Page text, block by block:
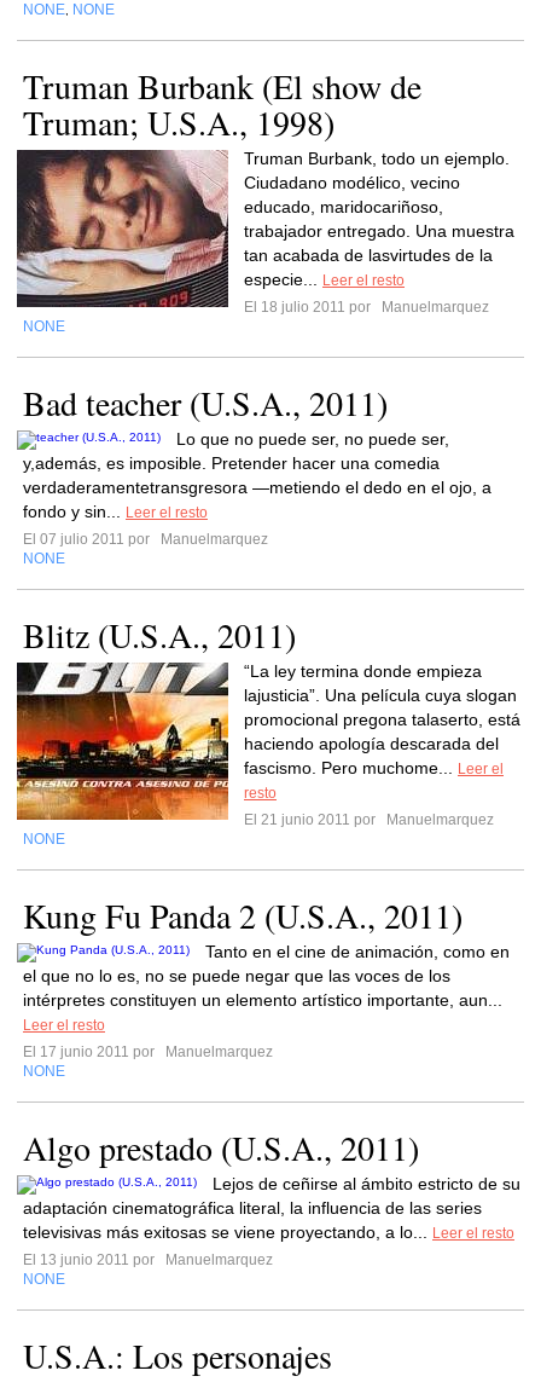
NONE NONE
Truman Burbank (El show de
Truman; U.S.A., 1998)
Truman Burbank, todo un ejemplo.
Ciudadano modélico, vecino
educado, maridocariñoso,
trabajador entregado. Una muestra
tan acabada de lasvirtudes de la
especie...
Leer el resto
El 18 julio 2011 por
Manuelmarquez
NONE
Bad teacher (U.S.A., 2011)
Lo que no puede ser, no puede ser,
y,además, es imposible. Pretender hacer una comedia
verdaderamentetransgresora —metiendo el dedo en el ojo, a
fondo y sin...
Leer el resto
El 07 julio 2011 por
Manuelmarquez
NONE
Blitz (U.S.A., 2011)
“La ley termina donde empieza
lajusticia”. Una película cuya slogan
promocional pregona talaserto, está
haciendo apología descarada del
fascismo. Pero muchome...
Leer el
resto
El 21 junio 2011 por
Manuelmarquez
NONE
Kung Fu Panda 2 (U.S.A., 2011)
Tanto en el cine de animación, como en
el que no lo es, no se puede negar que las voces de los
intérpretes constituyen un elemento artístico importante, aun...
Leer el resto
El 17 junio 2011 por
Manuelmarquez
NONE
Algo prestado (U.S.A., 2011)
Lejos de ceñirse al ámbito estricto de su
adaptación cinematográfica literal, la influencia de las series
televisivas más exitosas se viene proyectando, a lo...
Leer el resto
El 13 junio 2011 por
Manuelmarquez
NONE
U.S.A.: Los personajes